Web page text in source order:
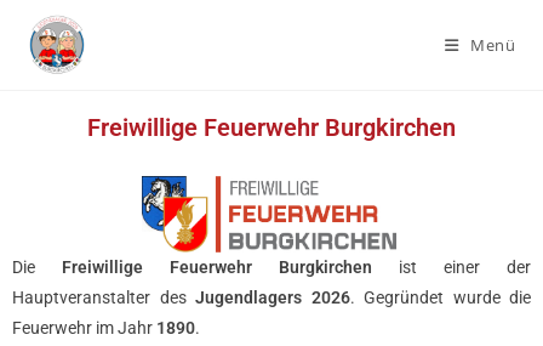
Menü
Freiwillige Feuerwehr Burgkirchen
Die Freiwillige Feuerwehr Burgkirchen ist einer der
Hauptveranstalter des Jugendlagers 2026. Gegründet wurde die
Feuerwehr im Jahr 1890.